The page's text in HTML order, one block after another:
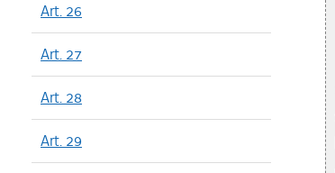
Art. 26
Art. 27
Art. 28
Art. 29